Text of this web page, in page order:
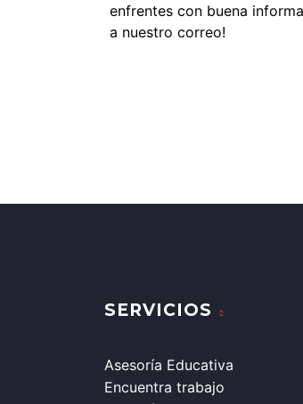
enfrentes con buena
a nuestro correo!
SERVICIOS
Asesoría Educativa
Encuentra trabajo